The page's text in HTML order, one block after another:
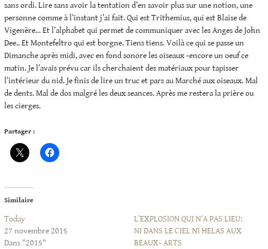
sans ordi. Lire sans avoir la tentation d’en savoir plus sur une notion, une
personne comme à l’instant j’ai fait. Qui est Trithemius, qui est Blaise de
Vigenère… Et l’alphabet qui permet de communiquer avec les Anges de John
Dee.. Et Montefeltro qui est borgne. Tiens tiens. Voilà ce qui se passe un
Dimanche après midi, avec en fond sonore les oiseaux -encore un oeuf ce
matin. Je l’avais prévu car ils cherchaient des matériaux pour tapisser
l’intérieur du nid. Je finis de lire un truc et pars au Marché aux oiseaux. Mal
de dents. Mal de dos malgré les deux seances. Après me restera la prière ou
les cierges.
Partager :
Similaire
Today
27 novembre 2015
Dans "2015"
L’EXPLOSION QUI N’A PAS LIEU:
NI DANS LE CIEL NI HELAS AUX
BEAUX- ARTS